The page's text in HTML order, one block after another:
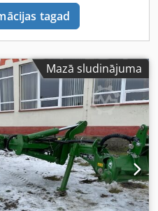
tagad
Mazā sludinājuma